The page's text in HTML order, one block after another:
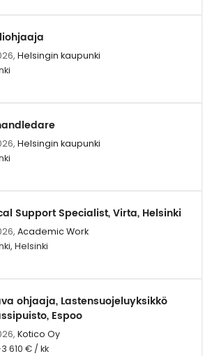
Helsingin kaupunki
Helsingin kaupunki
Support Specialist, Virta, Helsinki
Academic Work
Helsinki
ohjaaja, Lastensuojeluyksikkö
Espoo
Kotico Oy
610 € / kk